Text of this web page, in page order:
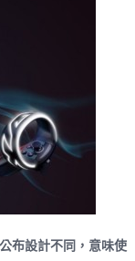
布設計不同，意味使